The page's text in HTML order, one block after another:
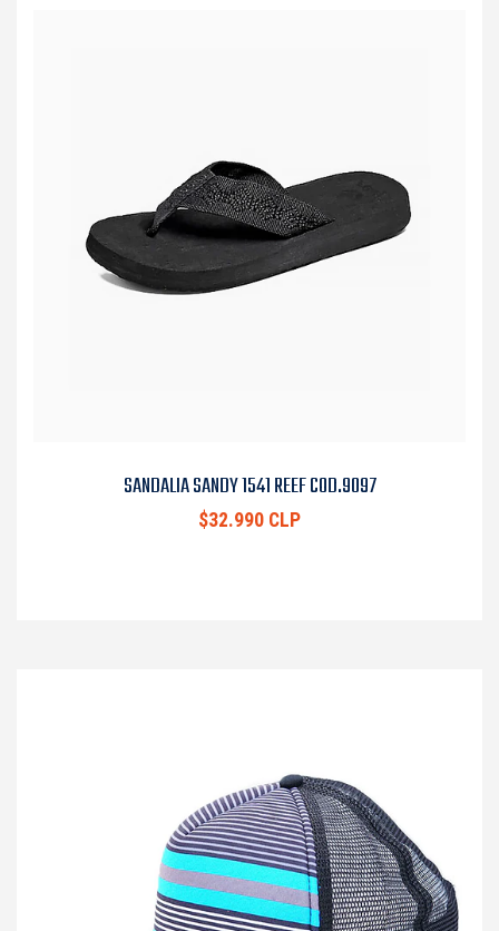
SANDALIA SANDY 1541 REEF COD.9097
$32.990 CLP